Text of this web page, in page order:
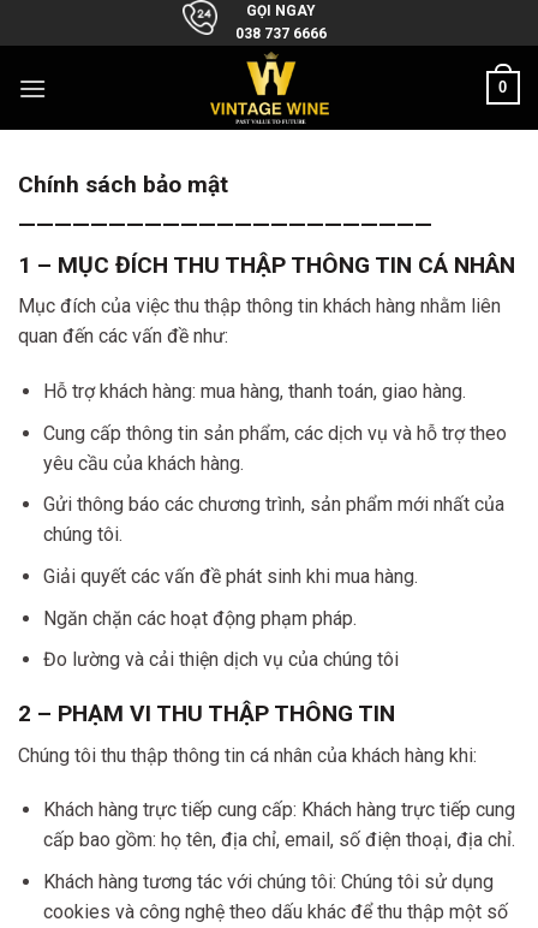
to
GỌI NGAY
038 737 6666
0
Chính sách bảo mật
———————————————————————
1 – MỤC ĐÍCH THU THẬP THÔNG TIN CÁ NHÂN
Mục đích của việc thu thập thông tin khách hàng nhằm liên
quan đến các vấn đề như:
Hỗ trợ khách hàng: mua hàng, thanh toán, giao hàng.
Cung cấp thông tin sản phẩm, các dịch vụ và hỗ trợ theo
yêu cầu của khách hàng.
Gửi thông báo các chương trình, sản phẩm mới nhất của
chúng tôi.
Giải quyết các vấn đề phát sinh khi mua hàng.
Ngăn chặn các hoạt động phạm pháp.
Đo lường và cải thiện dịch vụ của chúng tôi
2 – PHẠM VI THU THẬP THÔNG TIN
Chúng tôi thu thập thông tin cá nhân của khách hàng khi:
Khách hàng trực tiếp cung cấp: Khách hàng trực tiếp cung
cấp bao gồm: họ tên, địa chỉ, email, số điện thoại, địa chỉ.
Khách hàng tương tác với chúng tôi: Chúng tôi sử dụng
cookies và công nghệ theo dấu khác để thu thập một số